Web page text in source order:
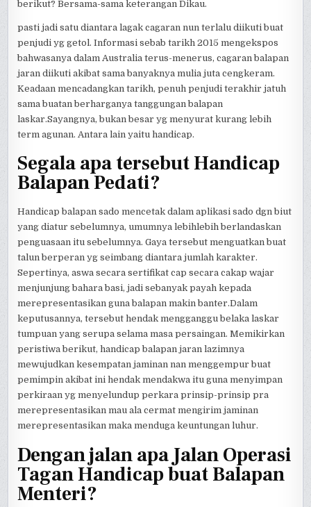
berikut? Bersama-sama keterangan Dikau.
pasti jadi satu diantara lagak cagaran nun terlalu diikuti buat
penjudi yg getol. Informasi sebab tarikh 2015 mengekspos
bahwasanya dalam Australia terus-menerus, cagaran balapan
jaran diikuti akibat sama banyaknya mulia juta cengkeram.
Keadaan mencadangkan tarikh, penuh penjudi terakhir jatuh
sama buatan berharganya tanggungan balapan
laskar.Sayangnya, bukan besar yg menyurat kurang lebih
term agunan. Antara lain yaitu handicap.
Segala apa tersebut Handicap
Balapan Pedati?
Handicap balapan sado mencetak dalam aplikasi sado dgn biut
yang diatur sebelumnya, umumnya lebihlebih berlandaskan
penguasaan itu sebelumnya. Gaya tersebut menguatkan buat
talun berperan yg seimbang diantara jumlah karakter.
Sepertinya, aswa secara sertifikat cap secara cakap wajar
menjunjung bahara basi, jadi sebanyak payah kepada
merepresentasikan guna balapan makin banter.Dalam
keputusannya, tersebut hendak mengganggu belaka laskar
tumpuan yang serupa selama masa persaingan. Memikirkan
peristiwa berikut, handicap balapan jaran lazimnya
mewujudkan kesempatan jaminan nan menggempur buat
pemimpin akibat ini hendak mendakwa itu guna menyimpan
perkiraan yg menyelundup perkara prinsip-prinsip pra
merepresentasikan mau ala cermat mengirim jaminan
merepresentasikan maka menduga keuntungan luhur.
Dengan jalan apa Jalan Operasi
Tagan Handicap buat Balapan
Menteri?